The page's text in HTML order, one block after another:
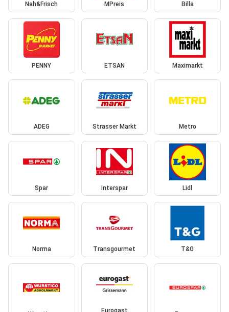
Nah&Frisch MPreis Billa
PENNY ETSAN Maximarkt
ADEG Strasser Markt Metro
Spar Interspar Lidl
Norma Transgourmet T&G
Eurogast